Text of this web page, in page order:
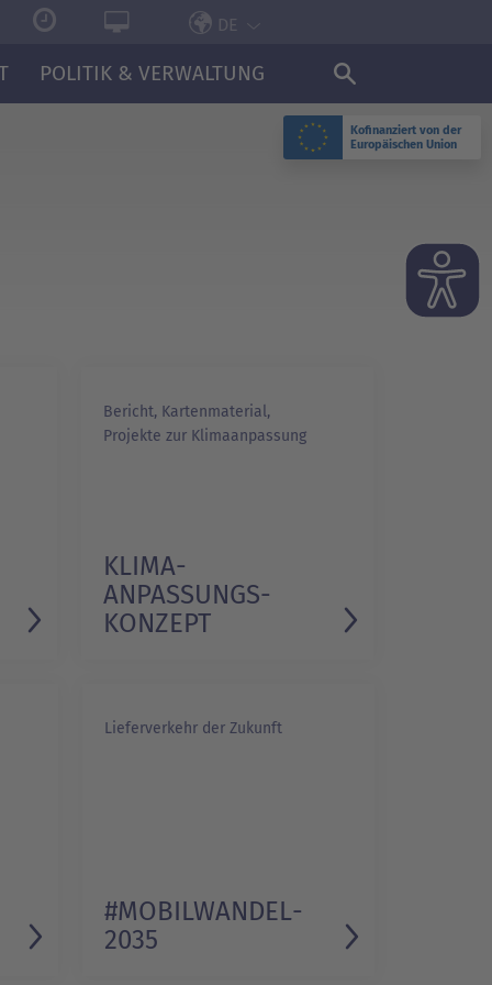
Kofinanziert von der
Europäischen Union
DE
POLITIK & VERWALTUNG
KLIMA­
ANPASSUNGS­
KONZEPT
Bericht, Kartenmaterial,
Projekte zur Klimaanpassung
#MOBILWANDEL­
2035
Lieferverkehr der Zukunft